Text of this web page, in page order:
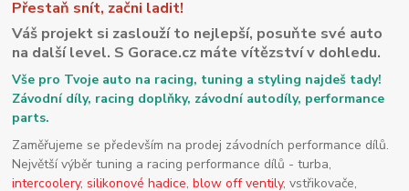
Přestaň snít, začni ladit!
Váš projekt si zaslouží to nejlepší, posuňte své auto
na další level. S Gorace.cz máte vítězství v dohledu.
Vše pro Tvoje auto na racing, tuning a styling najdeš tady!
Závodní díly, racing doplňky, závodní autodíly, performance
parts.
Zaměřujeme se především na prodej závodních performance dílů.
Největší výběr tuning a racing performance dílů - turba,
intercoolery,silikonové hadice,blow off ventily, vstřikovače,